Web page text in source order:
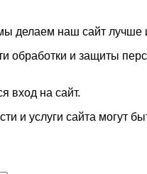
делаем наш сайт лучше
обработки и защиты
вход на сайт.
и услуги сайта могут